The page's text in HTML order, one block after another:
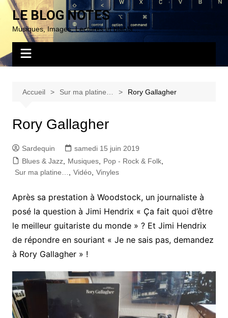
Aller
contenu
LE BLOG NOTES
Musiques, Images, Lectures et blabla…
Accueil Sur ma platine… Rory Gallagher
Rory Gallagher
Sardequin
samedi 15 juin 2019
Blues & Jazz, Musiques, Pop - Rock & Folk,
Sur ma platine…
Vidéo, Vinyles
Après sa prestation à Woodstock, un journaliste à
posé la question à Jimi Hendrix « Ça fait quoi d’être
le meilleur guitariste du monde » ? Et Jimi Hendrix
de répondre en souriant « Je ne sais pas, demandez
à Rory Gallagher » !